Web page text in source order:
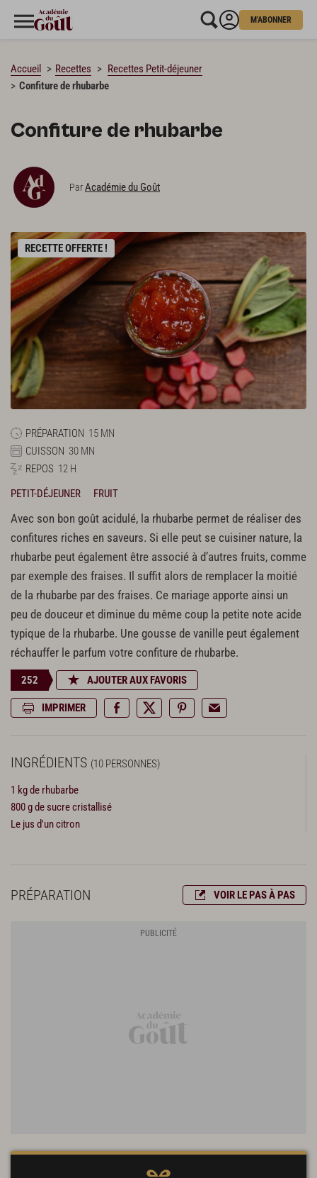
M'ABONNER
Accueil Recettes
Recettes Petit-déjeuner
Confiture de rhubarbe
Confiture de rhubarbe
ParAcadémie du Goût
RECETTE OFFERTE !
PRÉPARATION 15 MN
CUISSON 30 MN
REPOS 12 H
PETIT-DÉJEUNER
FRUIT
Avec son bon goût acidulé, la rhubarbe permet de réaliser des
confitures riches en saveurs. Si elle peut se cuisiner nature, la
rhubarbe peut également être associé à d’autres fruits, comme
par exemple des fraises. Il suffit alors de remplacer la moitié
de la rhubarbe par des fraises. Ce mariage apporte ainsi un
peu de douceur et diminue du même coup la petite note acide
typique de la rhubarbe. Une gousse de vanille peut également
réchauffer le parfum votre confiture de rhubarbe.
252 AJOUTER AUX FAVORIS
IMPRIMER
INGRÉDIENTS (10 PERSONNES)
1 kg de rhubarbe
800 g de sucre cristallisé
Le jus d'un citron
PRÉPARATION VOIR LE PAS À PAS
CHARGEMENT…